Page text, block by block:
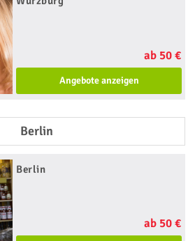
ab 50 €
Angebote anzeigen
Berlin
Berlin
ab 50 €